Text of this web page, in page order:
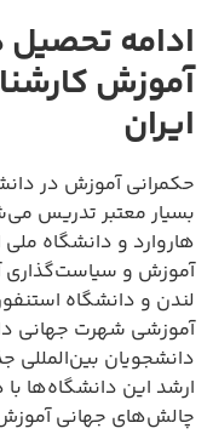
ادامه تحصیل
آموزش
ایران
حکمرانی آموزش در
بسیار معتبر تدریس
هاروارد و دانشگاه
آموزش و سیاست‌گذاری
لندن و دانشگاه
آموزشی شهرت جهانی
دانشجویان بین‌المللی
ارشد این دانشگاه‌ها
چالش‌های جهانی